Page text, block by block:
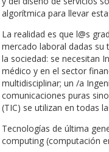
algorítmica para llevar
La realidad es que l@s
mercado laboral dadas su
la sociedad: se necesitan
médico y en el sector
multidisciplinar; un /a
comunicaciones puras
(TIC) se utilizan en todas
Tecnologías de última
computing (computación